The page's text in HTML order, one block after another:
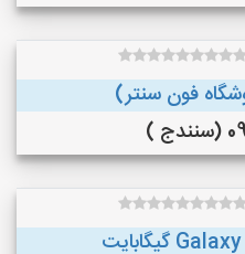
فون سنتر)
)